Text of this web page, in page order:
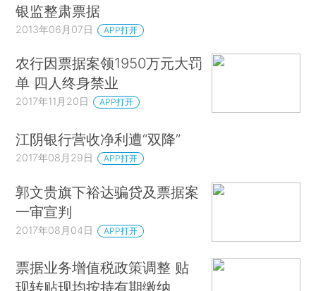
银监整肃票据
2013年06月07日 APP打开
农行因票据案领1950万元大罚
单 四人终身禁业
2017年11月20日 APP打开
江阴银行营收净利遭“双降”
2017年08月29日 APP打开
郭文贵旗下裕达骗贷及票据案
一审宣判
2017年08月04日 APP打开
票据业务增值税政策调整 贴
现转贴现均按持有期缴纳